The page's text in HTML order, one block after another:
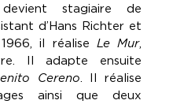
stagiaire de
d’Hans Richter et
il réalise Le Mur,
Il adapte ensuite
Cereno. Il réalise
ainsi que deux